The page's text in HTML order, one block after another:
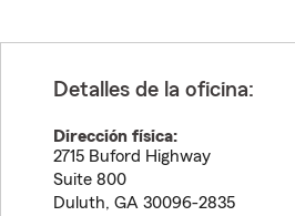
Detalles de la oficina:
Dirección física:
2715 Buford Highway
Suite 800
Duluth, GA 30096-2835